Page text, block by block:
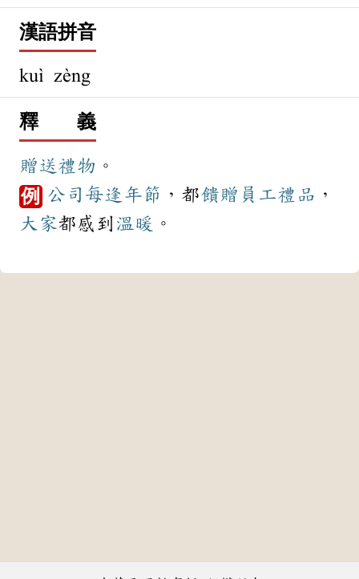
漢語拼音
kuì zèng
釋 義
贈送禮物 。
例 公司 每逢 年節 ，都饋贈 員工禮品 ，
大家都感到 溫暖 。